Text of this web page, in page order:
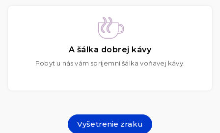
A šálka dobrej kávy
Pobyt u nás vám spríjemní šálka voňavej kávy.
Vyšetrenie zraku